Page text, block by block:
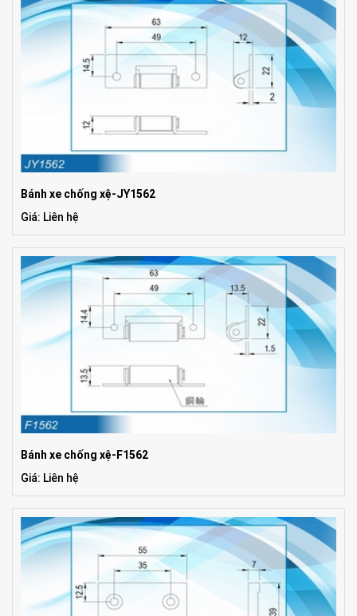
Bánh xe chống xệ-JY1562
Giá: Liên hệ
Bánh xe chống xệ-F1562
Giá: Liên hệ